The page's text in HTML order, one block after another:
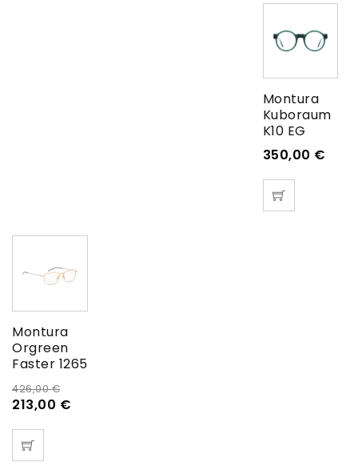
Montura
Kuboraum
K10 EG
350,00 €
Montura
Orgreen
Faster 1265
426,00€
213,00 €